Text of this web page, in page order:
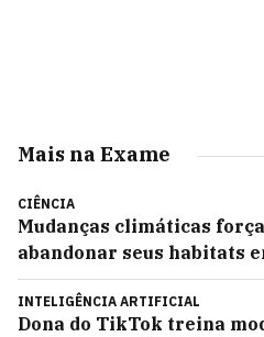
Mais na Exame
CIÊNCIA
Mudanças climáticas
abandonar seus habitats
INTELIGÊNCIA ARTIFICIAL
Dona do TikTok treina